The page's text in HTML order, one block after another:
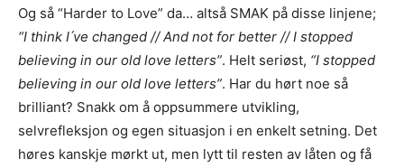
Les bloggen.Passer din musikk inn blant platene vi skriver
om? Dust of Daylight er på mange måter en nisjeblogg, så
sjekk om din musikk ligger i noen av kategoriene vi fokuserer
på. På den måten slipper både du og vi å kaste bort tid.
Musikken din passer inn. Kult! Send oss en epost på
review@musikkbloggen.no.
Og så “Harder to Love” da… altså SMAK på disse linjene;
“I think I ́ve changed // And not for better // I stopped
believing in our old love letters”. Helt seriøst, “I stopped
believing in our old love letters”. Har du hørt noe så
brilliant? Snakk om å oppsummere utvikling,
selvrefleksjon og egen situasjon i en enkelt setning. Det
høres kanskje mørkt ut, men lytt til resten av låten og få